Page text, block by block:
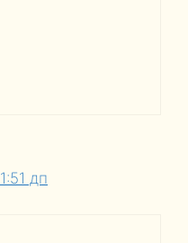
дп